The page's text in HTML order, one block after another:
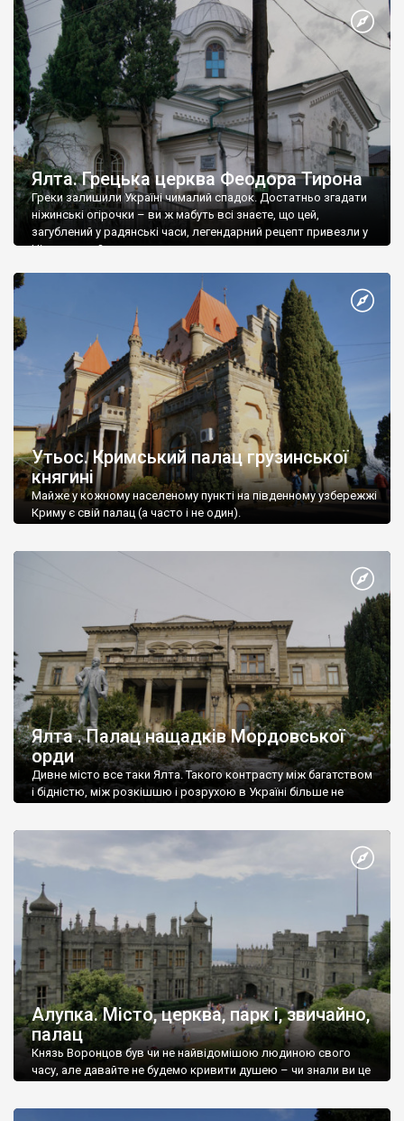
Ялта. Грецька церква Феодора Тирона
Греки залишили Україні чималий спадок. Достатньо згадати
ніжинські огірочки – ви ж мабуть всі знаєте, що цей,
загублений у радянські часи, легендарний рецепт привезли у
Ніжин греки?
Утьос. Кримський палац грузинської
княгині
Майже у кожному населеному пункті на південному узбережжі
Криму є свій палац (а часто і не один).
Ялта . Палац нащадків Мордовської
орди
Дивне місто все таки Ялта. Такого контрасту між багатством
і бідністю, між розкішшю і розрухою в Україні більше не
Алупка. Місто, церква, парк і, звичайно,
палац
Князь Воронцов був чи не найвідомішою людиною свого
часу, але давайте не будемо кривити душею – чи знали ви це